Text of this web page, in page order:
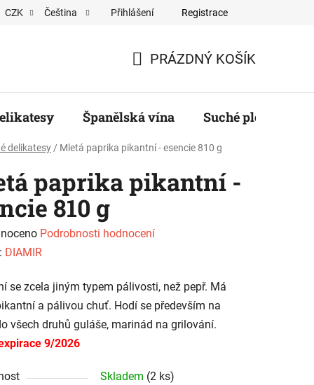
CZK Čeština Přihlášení Registrace
KOŠÍK
PRÁZDNÝ KOŠÍK
Španělská vína Suché plody,
delikatesy / Mletá paprika pikantní - esencie 810 g
paprika pikantní -
810 g
Podrobnosti hodnocení
DIAMIR
se zcela jiným typem pálivosti, než pepř. Má
a pálivou chuť. Hodí se především na
všech druhů guláše, marinád na grilování.
9/2026
Skladem (2 ks)